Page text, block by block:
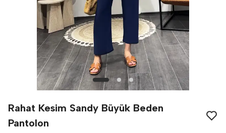
Rahat Kesim Sandy Büyük Beden
Pantolon